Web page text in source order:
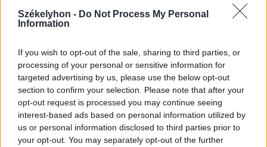
Székelyhon - Do Not Process My Personal
Information
If you wish to opt-out of the sale, sharing to third parties, or
processing of your personal or sensitive information for
targeted advertising by us, please use the below opt-out
section to confirm your selection. Please note that after your
opt-out request is processed you may continue seeing
interest-based ads based on personal information utilized by
us or personal information disclosed to third parties prior to
your opt-out. You may separately opt-out of the further
A rovat további cikkei